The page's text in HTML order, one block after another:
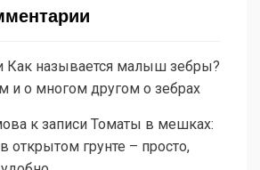
Как называется малыш зебры?
и о многом другом о зебрах
к записи Томаты в мешках:
открытом грунте – просто,